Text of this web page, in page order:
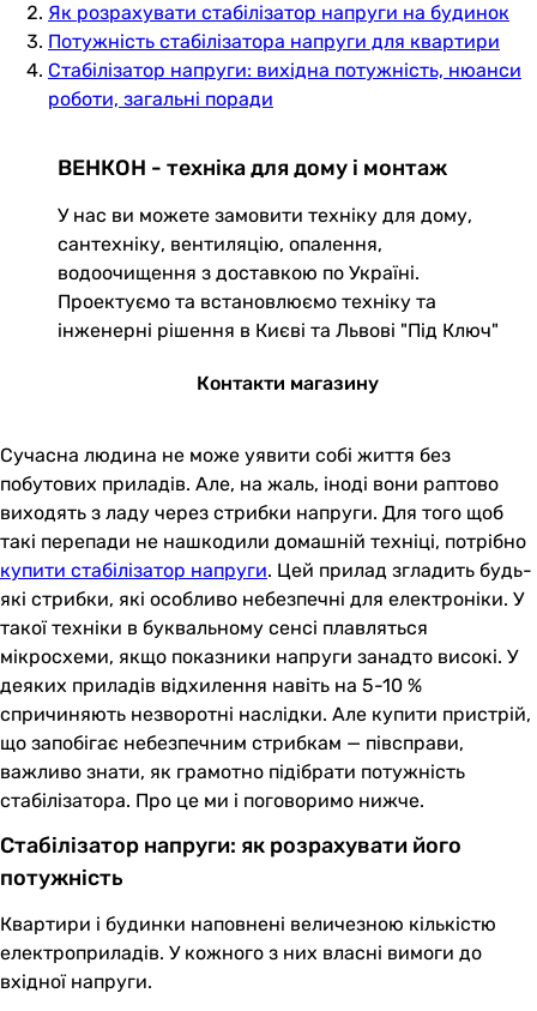
Як розрахувати стабілізатор напруги на будинок
Потужність стабілізатора напруги для квартири
Стабілізатор напруги: вихідна потужність, нюанси
роботи, загальні поради
ВЕНКОН - техніка для дому і монтаж
У нас ви можете замовити техніку для дому,
сантехніку, вентиляцію, опалення,
водоочищення з доставкою по Україні.
Проектуємо та встановлюємо техніку та
інженерні рішення в Києві та Львові "Під Ключ"
Контакти магазину
Сучасна людина не може уявити собі життя без
побутових приладів. Але, на жаль, іноді вони раптово
виходять з ладу через стрибки напруги. Для того щоб
такі перепади не нашкодили домашній техніці, потрібно
купити стабілізатор напруги. Цей прилад згладить будь-
які стрибки, які особливо небезпечні для електроніки. У
такої техніки в буквальному сенсі плавляться
мікросхеми, якщо показники напруги занадто високі. У
деяких приладів відхилення навіть на 5-10 %
спричиняють незворотні наслідки. Але купити пристрій,
що запобігає небезпечним стрибкам — півсправи,
важливо знати, як грамотно підібрати потужність
стабілізатора. Про це ми і поговоримо нижче.
Стабілізатор напруги: як розрахувати його
потужність
Квартири і будинки наповнені величезною кількістю
електроприладів. У кожного з них власні вимоги до
вхідної напруги.